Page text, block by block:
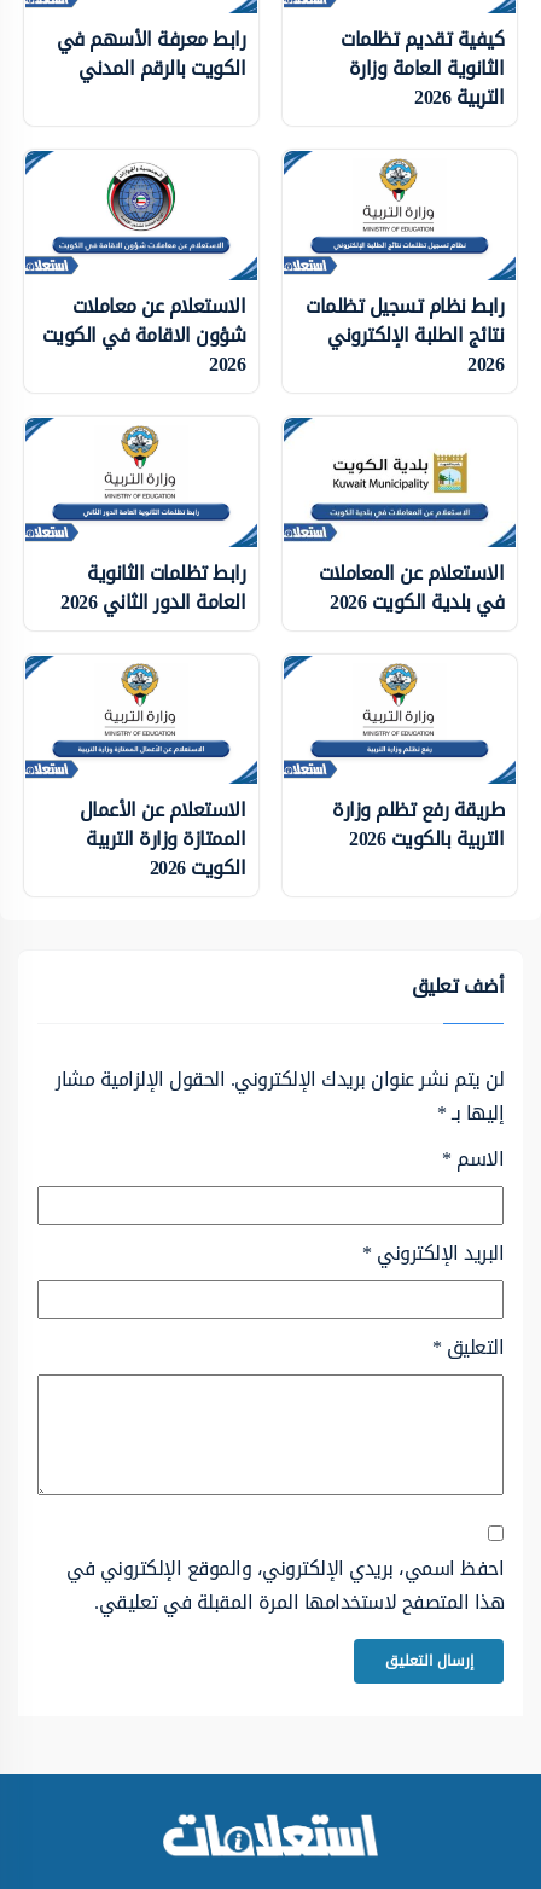
كيفية تقديم تظلمات
الثانوية العامة وزارة
التربية 2026
رابط معرفة الأسهم في
الكويت بالرقم المدني
رابط نظام تسجيل تظلمات
نتائج الطلبة الإلكتروني
2026
الاستعلام عن معاملات
شؤون الاقامة في الكويت
2026
الاستعلام عن المعاملات
في بلدية الكويت 2026
رابط تظلمات الثانوية
العامة الدور الثاني 2026
طريقة رفع تظلم وزارة
التربية بالكويت 2026
الاستعلام عن الأعمال
الممتازة وزارة التربية
الكويت 2026
أضف تعليق
لن يتم نشر عنوان بريدك الإلكتروني. الحقول الإلزامية مشار
إليها بـ*
الاسم*
البريد الإلكتروني*
التعليق*
احفظ اسمي، بريدي الإلكتروني، والموقع الإلكتروني في
هذا المتصفح لاستخدامها المرة المقبلة في تعليقي.